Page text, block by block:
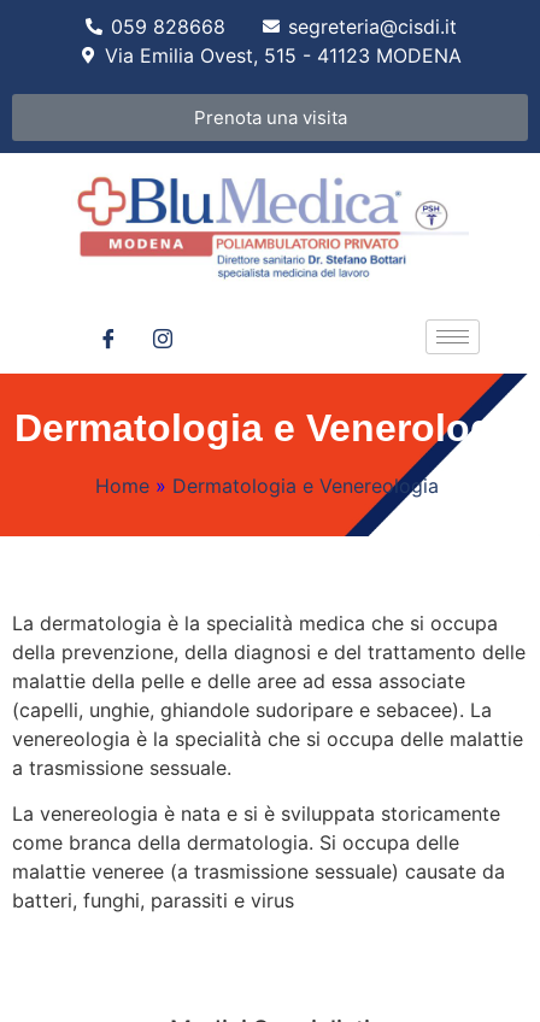
059 828668
segreteria@cisdi.it
Via Emilia Ovest, 515 - 41123 MODENA
Prenota una visita
Dermatologia e Venerologia
Home » Dermatologia e Venereologia
La dermatologia è la specialità medica che si occupa
della prevenzione, della diagnosi e del trattamento delle
malattie della pelle e delle aree ad essa associate
(capelli, unghie, ghiandole sudoripare e sebacee). La
venereologia è la specialità che si occupa delle malattie
a trasmissione sessuale.
La venereologia è nata e si è sviluppata storicamente
come branca della dermatologia. Si occupa delle
malattie veneree (a trasmissione sessuale) causate da
batteri, funghi, parassiti e virus